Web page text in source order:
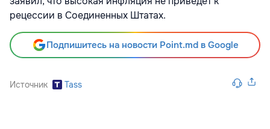
рецессии в Соединенных Штатах.
Подпишитесь на новости Point.md в Google
Источник Tass